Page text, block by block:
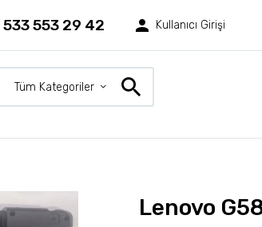
553 29 42 Kullanıcı Girişi
Tüm Kategoriler
Lenovo